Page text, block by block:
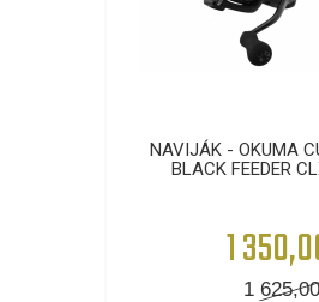
NAVIJÁK - OKUMA
BLACK FEEDER
1
1